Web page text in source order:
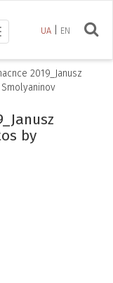
UA EN
2019_Janusz
by